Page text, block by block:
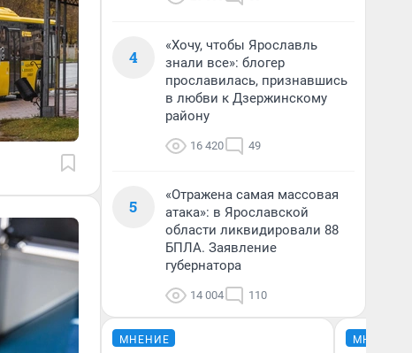
4
«Хочу, чтобы Ярославль
знали все»: блогер
прославилась, признавшись
в любви к Дзержинскому
району
16 420 49
5
«Отражена самая массовая
атака»: в Ярославской
области ликвидировали 88
БПЛА. Заявление
губернатора
14 004 110
МНЕНИЕ МНЕНИЕ